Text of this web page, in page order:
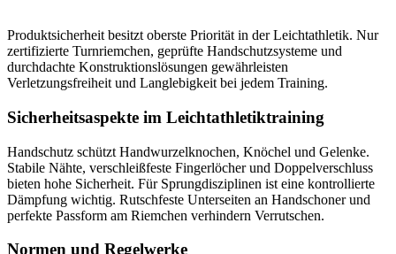
Produktsicherheit besitzt oberste Priorität in der Leichtathletik. Nur
zertifizierte Turnriemchen, geprüfte Handschutzsysteme und
durchdachte Konstruktionslösungen gewährleisten
Verletzungsfreiheit und Langlebigkeit bei jedem Training.
Sicherheitsaspekte im Leichtathletiktraining
Handschutz schützt Handwurzelknochen, Knöchel und Gelenke.
Stabile Nähte, verschleißfeste Fingerlöcher und Doppelverschluss
bieten hohe Sicherheit. Für Sprungdisziplinen ist eine kontrollierte
Dämpfung wichtig. Rutschfeste Unterseiten an Handschoner und
perfekte Passform am Riemchen verhindern Verrutschen.
Normen und Regelwerke